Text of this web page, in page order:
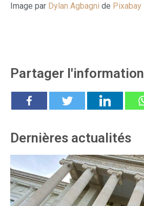
Image par Dylan Agbagni de Pixabay
Partager l'information
Dernières actualités